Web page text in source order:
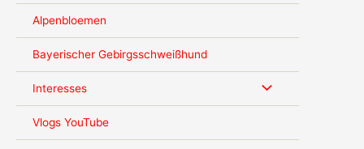
Alpenbloemen
Bayerischer Gebirgsschweißhund
Interesses
Vlogs YouTube